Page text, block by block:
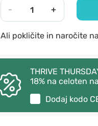
- +
Ali pokličite in naročite na
THRIVE
18% na celoten
Dodaj kodo